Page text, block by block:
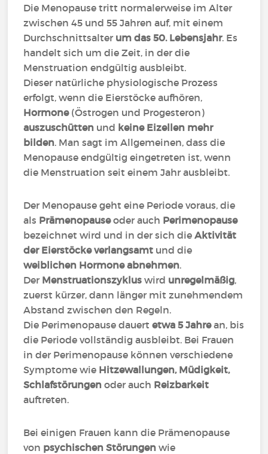
Die Menopause tritt normalerweise im Alter
zwischen 45 und 55 Jahren auf, mit einem
Durchschnittsalter um das 50. Lebensjahr. Es
handelt sich um die Zeit, in der die
Menstruation endgültig ausbleibt.
Dieser natürliche physiologische Prozess
erfolgt, wenn die Eierstöcke aufhören,
Hormone(Östrogen und Progesteron)
auszuschütten und keine Eizellen mehr
bilden. Man sagt im Allgemeinen, dass die
Menopause endgültig eingetreten ist, wenn
die Menstruation seit einem Jahr ausbleibt.
Der Menopause geht eine Periode voraus, die
als Prämenopauseoder auch Perimenopause
bezeichnet wird und in der sich dieAktivität
der Eierstöcke verlangsamt und die
weiblichen Hormone abnehmen.
Der Menstruationszykluswird unregelmäßig,
zuerst kürzer, dann länger mit zunehmendem
Abstand zwischen den Regeln.
Die Perimenopause dauertetwa 5 Jahrean, bis
die Periode vollständig ausbleibt. Bei Frauen
in der Perimenopause können verschiedene
Symptome wie Hitzewallungen, Müdigkeit,
Schlafstörungen oder auch Reizbarkeit
auftreten.
Bei einigen Frauen kann die Prämenopause
von psychischen Störungen wie